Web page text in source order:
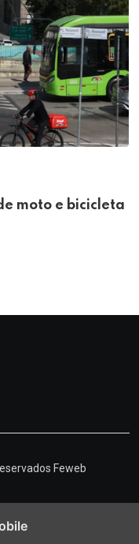
moto e bicicleta
Feweb